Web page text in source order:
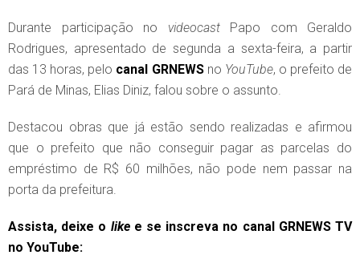
Durante participação no videocastPapo com Geraldo
Rodrigues, apresentado de segunda a sexta-feira, a partir
das 13 horas, pelo canal GRNEWSno YouTube, o prefeito de
Pará de Minas, Elias Diniz, falou sobre o assunto.
Destacou obras que já estão sendo realizadas e afirmou
que o prefeito que não conseguir pagar as parcelas do
empréstimo de R$ 60 milhões, não pode nem passar na
porta da prefeitura.
Assista, deixe o likee se inscreva no canal GRNEWS TV
no YouTube: